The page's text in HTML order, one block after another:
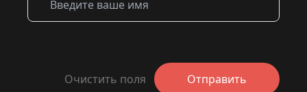
Очистить поля Отправить